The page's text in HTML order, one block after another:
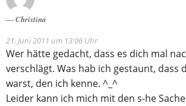
Christina
21. Juni 2011 um 13:06 Uhr
Wer hätte gedacht, dass es dich mal
verschlägt. Was hab ich gestaunt, dass
warst, den ich kenne. ^_^
Leider kann ich mich mit den s-he